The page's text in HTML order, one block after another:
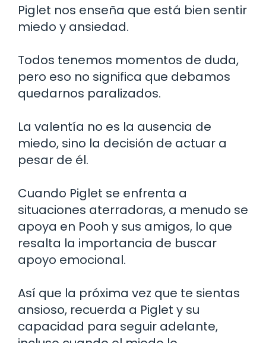
Piglet nos enseña que está bien sentir
miedo y ansiedad.
Todos tenemos momentos de duda,
pero eso no significa que debamos
quedarnos paralizados.
La valentía no es la ausencia de
miedo, sino la decisión de actuar a
pesar de él.
Cuando Piglet se enfrenta a
situaciones aterradoras, a menudo se
apoya en Pooh y sus amigos, lo que
resalta la importancia de buscar
apoyo emocional.
Así que la próxima vez que te sientas
ansioso, recuerda a Piglet y su
capacidad para seguir adelante,